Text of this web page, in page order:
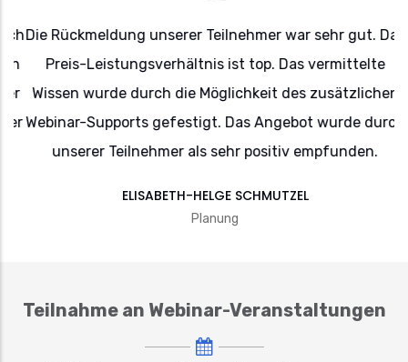
Die Rückmeldung unserer Teilnehmer war sehr gut. Das
Preis-Leistungsverhältnis ist top. Das vermittelte
Wissen wurde durch die Möglichkeit des zusätzlichen
Webinar-Supports gefestigt. Das Angebot wurde durch
unserer Teilnehmer als sehr positiv empfunden.
ELISABETH-HELGE SCHMUTZEL
Planung
Teilnahme an Webinar-Veranstaltungen